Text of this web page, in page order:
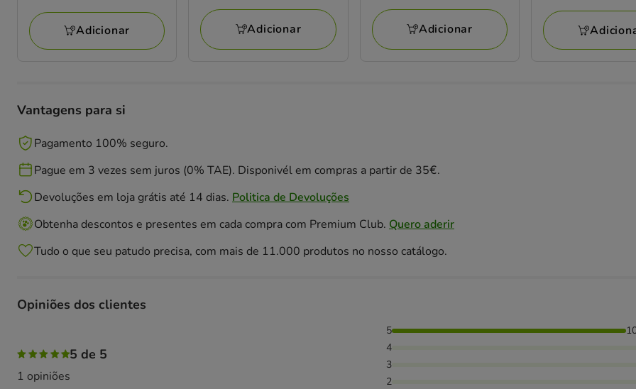
avaliaçõesAdicionar
avaliaçõesAdicionar
avaliaçõesAdicionar
2
avaliações
Vantagens para si
Pagamento 100% seguro.
Pague em 3 vezes sem juros (0% TAE). Disponivél em compras a partir de 35€.
Devoluções em loja grátis até 14 dias. Politica de Devoluções
Obtenha descontos e presentes em cada compra com Premium Club. Quero aderir
Tudo o que seu patudo precisa, com mais de 11.000 produtos no nosso catálogo.
Opiniões dos clientes
5 de 5
1 opiniões
5
4
3
2